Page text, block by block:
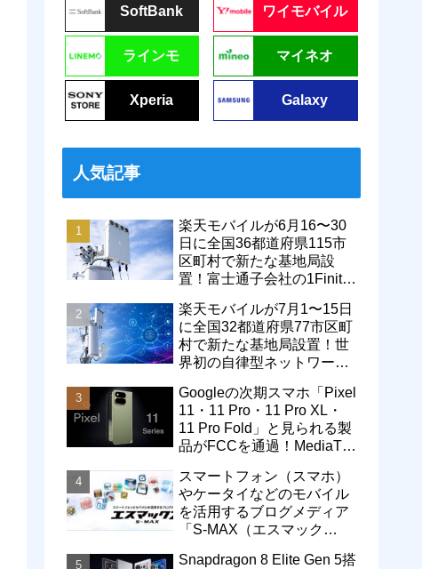
SoftBank ワイモバイル
ラインモ マイネオ
Xperia Galaxy
人気記事
楽天モバイルが6月16〜30
日に全国36都道府県115市
区町村で新たな基地局設
置！富士通子会社の1Finity
エリアが拡大
楽天モバイルが7月1〜15日
に全国32都道府県77市区町
村で新たな基地局設置！世
界初の自律型ネットワーク
通信品質も改善
Googleの次期スマホ「Pixel
11・11 Pro・11 Pro XL・
11 Pro Fold」と見られる製
品がFCCを通過！MediaTek
スマートフォン（スマホ）
やケータイなどのモバイル
を活用するブログメディア
「S-MAX（エスマック
Snapdragon 8 Elite Gen 5搭